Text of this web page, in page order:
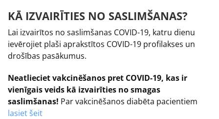
KĀ IZVAIRĪTIES NO SASLIMŠANAS?
Lai izvairītos no saslimšanas COVID-19, katru dienu
ievērojiet plaši aprakstītos COVID-19 profilakses un
drošības pasākumus.
Neatlieciet vakcinēšanos pret COVID-19, kas ir
vienīgais veids kā izvairīties no smagas
saslimšanas! Par vakcinēšanos diabēta pacientiem
lasiet šeit